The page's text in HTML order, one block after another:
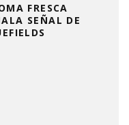
FRESCA
SEÑAL DE